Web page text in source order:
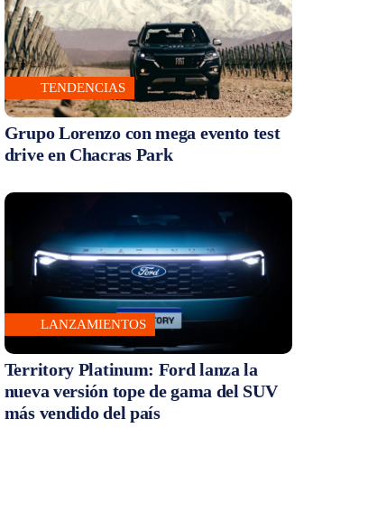
TENDENCIAS
Grupo Lorenzo con mega evento test
drive en Chacras Park
LANZAMIENTOS
Territory Platinum: Ford lanza la
nueva versión tope de gama del SUV
más vendido del país